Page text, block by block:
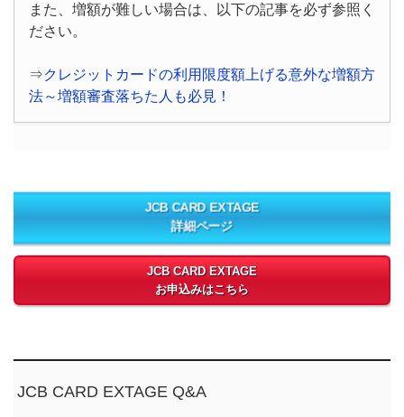
また、増額が難しい場合は、以下の記事を必ず参照く
ださい。
⇒クレジットカードの利用限度額上げる意外な増額方
法～増額審査落ちた人も必見！
JCB CARD EXTAGE
詳細ページ
JCB CARD EXTAGE
お申込みはこちら
JCB CARD EXTAGE Q&A